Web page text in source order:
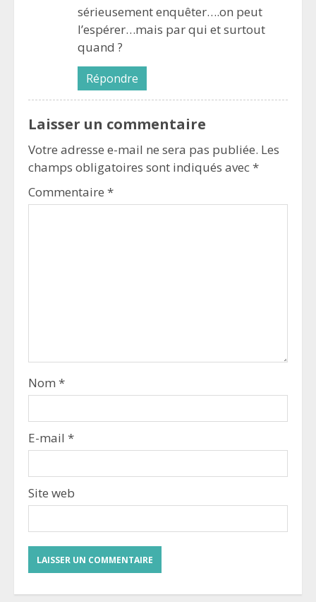
sérieusement enquêter….on peut
l’espérer…mais par qui et surtout
quand ?
Répondre
Laisser un commentaire
Votre adresse e-mail ne sera pas publiée. Les
champs obligatoires sont indiqués avec*
Commentaire *
Nom *
E-mail *
Site web